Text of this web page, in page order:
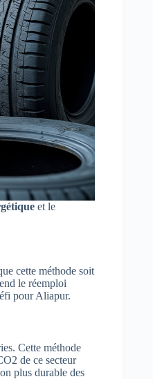
et le
cette méthode soit
le réemploi
pour Aliapur.
Cette méthode
de ce secteur
plus durable des